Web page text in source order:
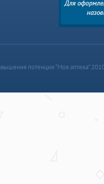
потенции “Моя аптека”